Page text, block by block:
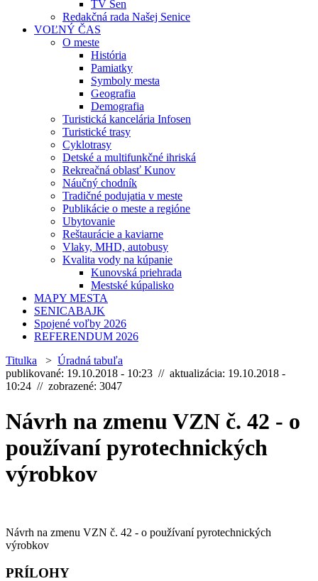
TV Sen
Redakčná rada Našej Senice
VOĽNÝ ČAS
O meste
História
Pamiatky
Symboly mesta
Geografia
Demografia
Turistická kancelária Infosen
Turistické trasy
Cyklotrasy
Detské a multifunkčné ihriská
Rekreačná oblasť Kunov
Náučný chodník
Tradičné podujatia v meste
Publikácie o meste a regióne
Ubytovanie
Reštaurácie a kaviarne
Vlaky, MHD, autobusy
Kvalita vody na kúpanie
Kunovská priehrada
Mestské kúpalisko
MAPY MESTA
SENICABAJK
Spojené voľby 2026
REFERENDUM 2026
Titulka > Úradná tabuľa
publikované: 19.10.2018 - 10:23 // aktualizácia: 19.10.2018 -
10:24 // zobrazené: 3047
Návrh na zmenu VZN č. 42 - o
používaní pyrotechnických
výrobkov
Návrh na zmenu VZN č. 42 - o používaní pyrotechnických
výrobkov
PRÍLOHY